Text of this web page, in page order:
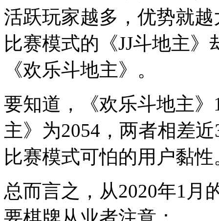
活跃玩家越多，优势就
比赛模式的《JJ斗地主
《欢乐斗地主》。
要知道，《欢乐斗地主》
主》为2054，两者相差
比赛模式可怕的用户黏性
总而言之，从2020年1月